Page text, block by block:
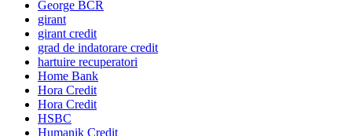
George BCR
girant
girant credit
grad de indatorare credit
hartuire recuperatori
Home Bank
Hora Credit
Hora Credit
HSBC
Humanik Credit